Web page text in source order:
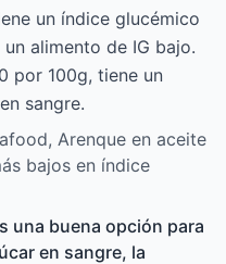
un índice glucémico
alimento de IG bajo.
por 100g, tiene un
sangre.
Arenque en aceite
bajos en índice
una buena opción para
en sangre, la